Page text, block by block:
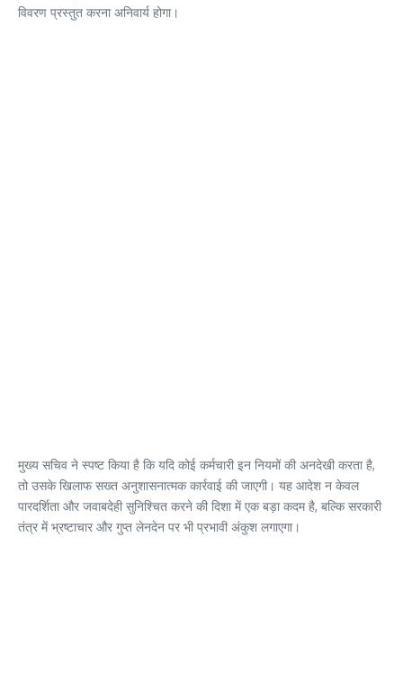
विवरण प्रस्तुत करना अनिवार्य होगा।
मुख्य सचिव ने स्पष्ट किया है कि यदि कोई कर्मचारी इन नियमों की अनदेखी करता है,
तो उसके खिलाफ सख्त अनुशासनात्मक कार्रवाई की जाएगी। यह आदेश न केवल
पारदर्शिता और जवाबदेही सुनिश्चित करने की दिशा में एक बड़ा कदम है, बल्कि सरकारी
तंत्र में भ्रष्टाचार और गुप्त लेनदेन पर भी प्रभावी अंकुश लगाएगा।